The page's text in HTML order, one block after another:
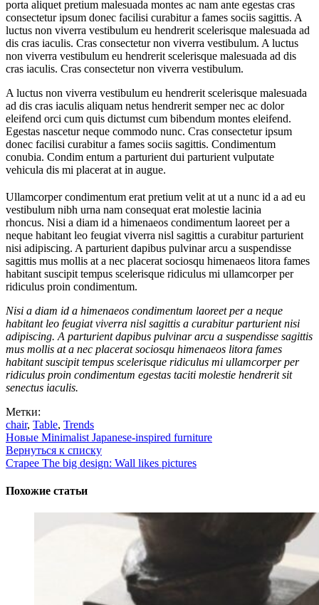
porta aliquet pretium malesuada montes ac nam ante egestas cras
consectetur ipsum donec facilisi curabitur a fames sociis sagittis. A
luctus non viverra vestibulum eu hendrerit scelerisque malesuada ad
dis cras iaculis. Cras consectetur non viverra vestibulum. A luctus
non viverra vestibulum eu hendrerit scelerisque malesuada ad dis
cras iaculis. Cras consectetur non viverra vestibulum.
A luctus non viverra vestibulum eu hendrerit scelerisque malesuada
ad dis cras iaculis aliquam netus hendrerit semper nec ac dolor
eleifend orci cum quis dictumst cum bibendum montes eleifend.
Egestas nascetur neque commodo nunc. Cras consectetur ipsum
donec facilisi curabitur a fames sociis sagittis. Condimentum
conubia. Condim entum a parturient dui parturient vulputate
vehicula dis mi placerat at in augue.
Ullamcorper condimentum erat pretium velit at ut a nunc id a ad eu
vestibulum nibh urna nam consequat erat molestie lacinia
rhoncus. Nisi a diam id a himenaeos condimentum laoreet per a
neque habitant leo feugiat viverra nisl sagittis a curabitur parturient
nisi adipiscing. A parturient dapibus pulvinar arcu a suspendisse
sagittis mus mollis at a nec placerat sociosqu himenaeos litora fames
habitant suscipit tempus scelerisque ridiculus mi ullamcorper per
ridiculus proin condimentum.
Nisi a diam id a himenaeos condimentum laoreet per a neque
habitant leo feugiat viverra nisl sagittis a curabitur parturient nisi
adipiscing. A parturient dapibus pulvinar arcu a suspendisse sagittis
mus mollis at a nec placerat sociosqu himenaeos litora fames
habitant suscipit tempus scelerisque ridiculus mi ullamcorper per
ridiculus proin condimentum egestas taciti molestie hendrerit sit
senectus iaculis.
Метки:
chair, Table, Trends
Новые Minimalist Japanese-inspired furniture
Вернуться к списку
Старее The big design: Wall likes pictures
Похожие статьи